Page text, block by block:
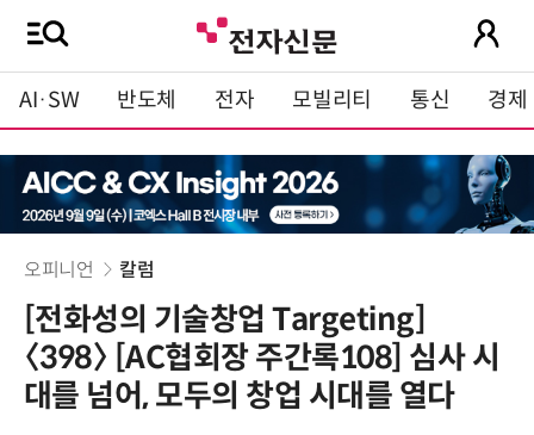
AI·SW 반도체 전자 모빌리티 통신 경제
오피니언 칼럼
[전화성의 기술창업 Targeting]
〈398〉 [AC협회장 주간록108] 심사 시
대를 넘어, 모두의 창업 시대를 열다